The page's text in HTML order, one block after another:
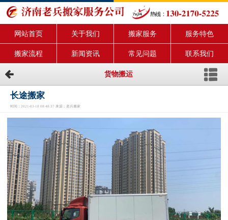
网站首页 关于我们 搬家服务 服务特色
搬家流程 新闻资讯 常见问题 联系我们
货物搬运
长途搬家
时间：2021-03-18 08:48:37 来源：老兵搬家